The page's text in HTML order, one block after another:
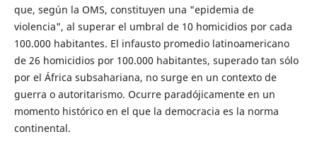
que, según la OMS, constituyen una "epidemia de
violencia", al superar el umbral de 10 homicidios por cada
100.000 habitantes. El infausto promedio latinoamericano
de 26 homicidios por 100.000 habitantes, superado tan sólo
por el África subsahariana, no surge en un contexto de
guerra o autoritarismo. Ocurre paradójicamente en un
momento histórico en el que la democracia es la norma
continental.